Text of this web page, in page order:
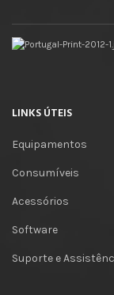
LINKS ÚTEIS
Equipamentos
Consumíveis
Acessórios
Software
Suporte e